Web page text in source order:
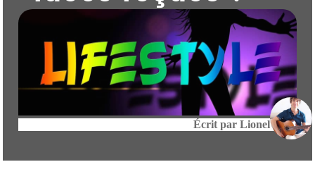
Écrit par Lionel